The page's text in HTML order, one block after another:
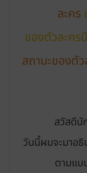
ละคร
ของตัวละคร
สถานะของตั
สวัสดี
วันนี้ผมจะมาอธิ
ตามแบ